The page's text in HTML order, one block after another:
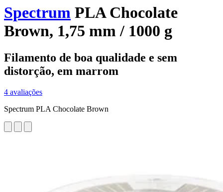
Spectrum PLA Chocolate
Brown, 1,75 mm / 1000 g
Filamento de boa qualidade e sem
distorção, em marrom
4 avaliações
Spectrum PLA Chocolate Brown